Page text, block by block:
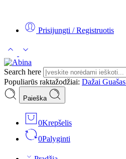
Prisijungti / Registruotis
Search here
Populiarūs raktažodžiai: Dažai Guašas
Paieška
0Krepšelis
0Palyginti